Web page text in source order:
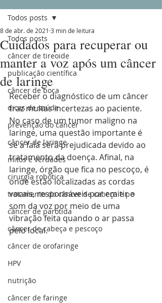
Todos posts
câncer de tireoide
publicação científica
câncer de boca
dicas de saúde
prevenção do câncer
câncer de laringe
mitos e verdades
cirurgia robótica
tratamento do câncer de cabeça e pe
câncer de parotida
câncer de cabeça e pescoço
câncer de orofaringe
HPV
nutrição
câncer de faringe
Todos posts
Cuidados para recuperar ou
manter a voz após um câncer
de laringe
8 de abr. de 2021 3 min de leitura
Receber o diagnóstico de um câncer
traz muitas incertezas ao paciente.
No caso de um tumor maligno na
laringe, uma questão importante é
se a fala será prejudicada devido ao
tratamento da doença. Afinal, na
laringe, órgão que fica no pescoço, é
onde estão localizadas as cordas
vocais, responsáveis por emitir o
som da voz por meio de uma
vibração feita quando o ar passa
pelo local.